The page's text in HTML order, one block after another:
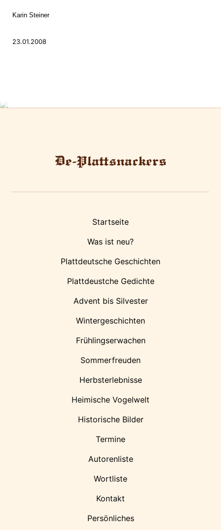
Karin Steiner
23.01.2008
Startseite
Was ist neu?
Plattdeutsche Geschichten
Plattdeustche Gedichte
Advent bis Silvester
Wintergeschichten
Frühlingserwachen
Sommerfreuden
Herbsterlebnisse
Heimische Vogelwelt
Historische Bilder
Termine
Autorenliste
Wortliste
Kontakt
Persönliches